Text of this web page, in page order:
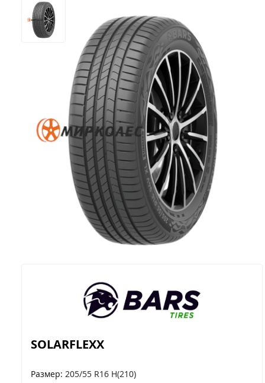
SOLARFLEXX
Размер 205/55 R16 H(210)